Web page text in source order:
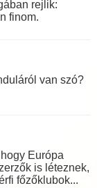
rejlik:
finom.
van szó?
Európa
is léteznek,
főzőklubok...